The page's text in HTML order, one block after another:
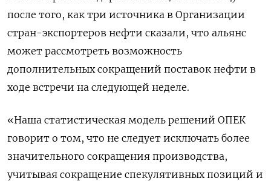
после того, как три источника в Организации
стран-экспортеров нефти сказали, что альянс
может рассмотреть возможность
дополнительных сокращений поставок нефти в
ходе встречи на следующей неделе.
«Наша статистическая модель решений ОПЕК
говорит о том, что не следует исключать более
значительного сокращения производства,
учитывая сокращение спекулятивных позиций и